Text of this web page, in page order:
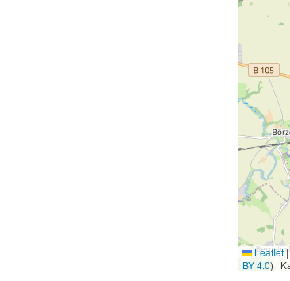
Leaflet|
BY 4.0) |